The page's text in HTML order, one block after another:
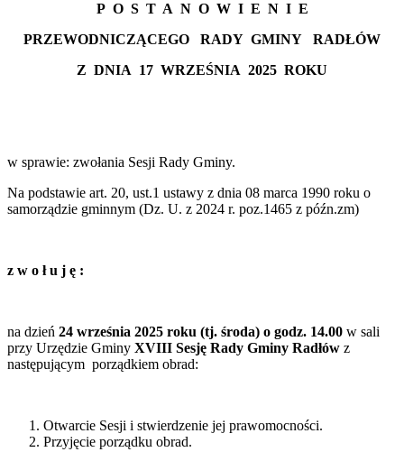
P O S T A N O W I E N I E
PRZEWODNICZĄCEGO
RADY GMINY
RADŁÓW
Z DNIA 17 WRZEŚNIA 2025 ROKU
w sprawie: zwołania Sesji Rady Gminy.
Na podstawie art. 20, ust.1 ustawy z dnia 08 marca 1990 roku o
samorządzie gminnym (Dz. U. z 2024 r. poz.1465 z późn.zm)
z w o ł u j ę :
na dzień 24 września 2025 roku (tj. środa) o godz. 14.00 w sali
przy Urzędzie Gminy XVIII Sesję Rady Gminy Radłów z
następującym porządkiem obrad:
Otwarcie Sesji i stwierdzenie jej prawomocności.
Przyjęcie porządku obrad.